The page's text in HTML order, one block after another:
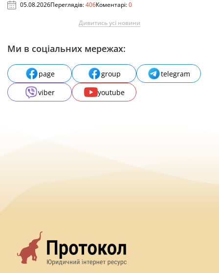
05.08.2026Переглядів:406Коментарі:0
Дивитись усі новини
Ми в соціальних мережах:
page group
telegram
viber
youtube